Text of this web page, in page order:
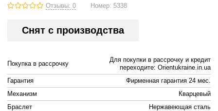
Отзывы: 0 Номер: 5338
Снят с производства
Покупка в рассрочку
Для покупки в рассрочку и кредит
переходите: Orientukraine.in.ua
Гарантия
Фирменная гарантия 24 мес.
Механизм
Кварцевый
Браслет
Нержавеющая сталь